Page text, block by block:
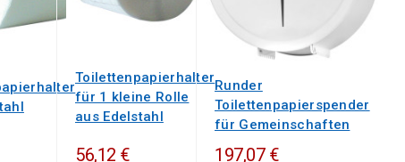
Toilettenpapierhalter
für 1 kleine Rolle
aus Edelstahl
56,12 €
Runder
Toilettenpapierspender
für Gemeinschaften
197,07 €